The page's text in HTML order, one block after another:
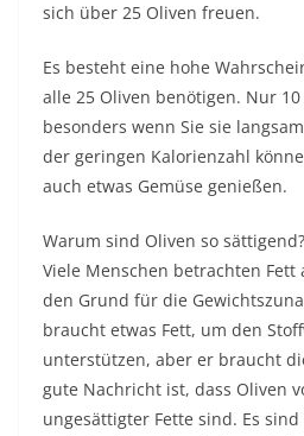
sich über 25 Oliven freuen.
Es besteht eine hohe
alle 25 Oliven benötigen. Nur
besonders wenn Sie sie
der geringen Kalorienzahl
auch etwas Gemüse genießen.
Warum sind Oliven so
Viele Menschen betrachten Fett
den Grund für die
braucht etwas Fett, um den
unterstützen, aber er braucht
gute Nachricht ist, dass Oliven
ungesättigter Fette sind. Es